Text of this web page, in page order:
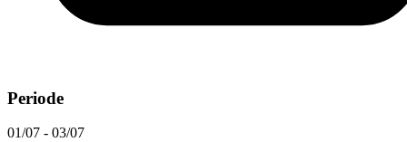
Periode
01/07 - 03/07